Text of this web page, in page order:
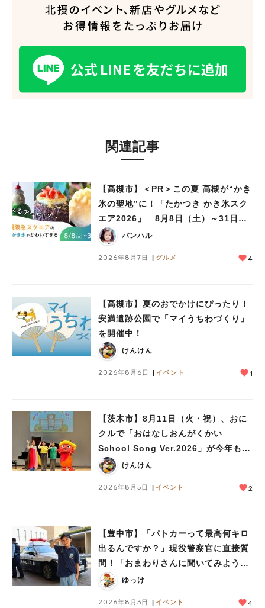
関連記事
【高槻市】＜PR＞この夏 高槻が“かき
氷の聖地”に！「たかつき かき氷スク
エア2026」 8月8日（土）～31日
（月）バンハル
2026年8月7日 グルメ 4
【高槻市】夏のおでかけにぴったり！
安満遺跡公園で「マイうちわづくり」
を開催中！
けんけん
2026年8月6日 イベント 1
【茨木市】8月11日（火・祝）、おに
クルで「おはなしおんがくかい
School Song Ver.2026」が今年も開
催！テーマは「学校」♪
けんけん
2026年8月5日 イベント 2
【豊中市】「パトカーって最高何キロ
出るんですか？」現役警察官に直接質
問！「おまわりさんに聞いてみよう」
に参加しました
ゆっけ
2026年8月3日 イベント 4
人気のキーワード
#あなたはどっち？